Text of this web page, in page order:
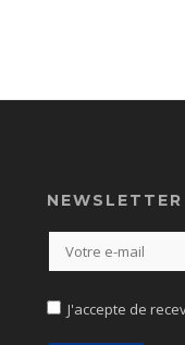
NEWSLETTER
J'accepte de